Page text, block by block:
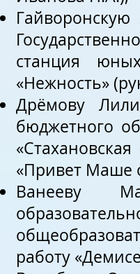
станция
«Нежность»
Дрёмову
бюджетного
«Привет Маше
Ванееву
работу